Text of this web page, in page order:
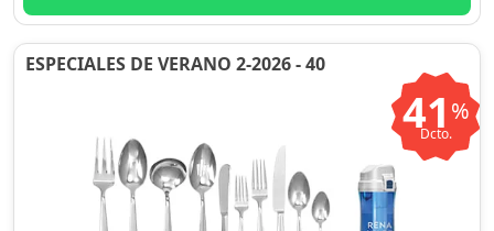
ESPECIALES DE VERANO 2-2026 - 40
41 %
Dcto.